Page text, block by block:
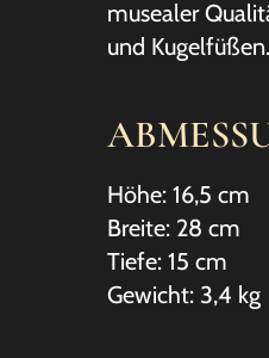
musealer
und Kugelfüßen.
Höhe: 16,5 cm
Breite: 28 cm
Tiefe: 15 cm
Gewicht: 3,4 kg